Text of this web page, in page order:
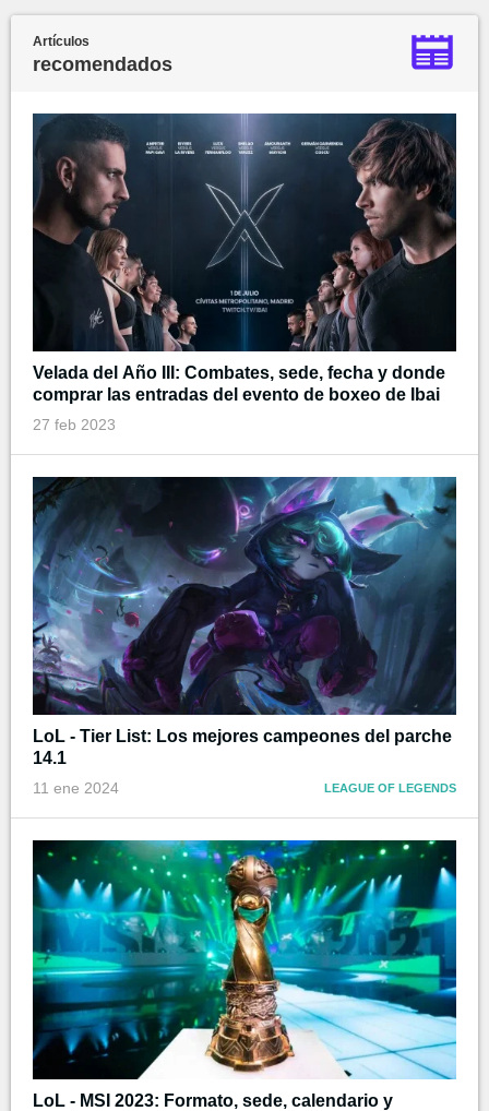
Artículos
recomendados
Velada del Año III: Combates, sede, fecha y donde
comprar las entradas del evento de boxeo de Ibai
27 feb 2023
LoL - Tier List: Los mejores campeones del parche
14.1
11 ene 2024 LEAGUE OF LEGENDS
LoL - MSI 2023: Formato, sede, calendario y